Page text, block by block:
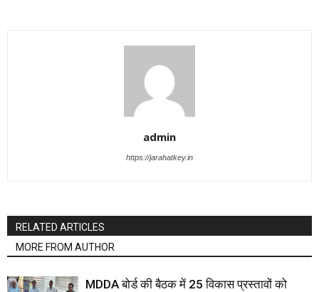
admin
https://jarahatkey.in
RELATED ARTICLES
MORE FROM AUTHOR
MDDA बोर्ड की बैठक में 25 विकास प्रस्तावों को